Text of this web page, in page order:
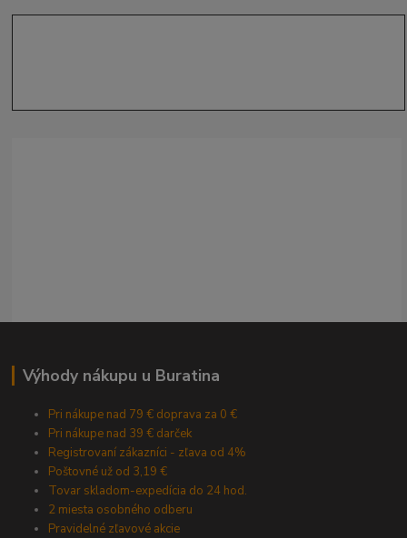
Výhody nákupu u Buratina
Pri nákupe nad 79 € doprava za 0 €
Pri nákupe nad 39 € darček
Registrovaní zákazníci - zľava od 4%
Poštovné už od 3,19 €
Tovar skladom-expedícia do 24 hod.
2 miesta osobného odberu
Pravidelné zľavové akcie